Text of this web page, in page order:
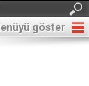
göster